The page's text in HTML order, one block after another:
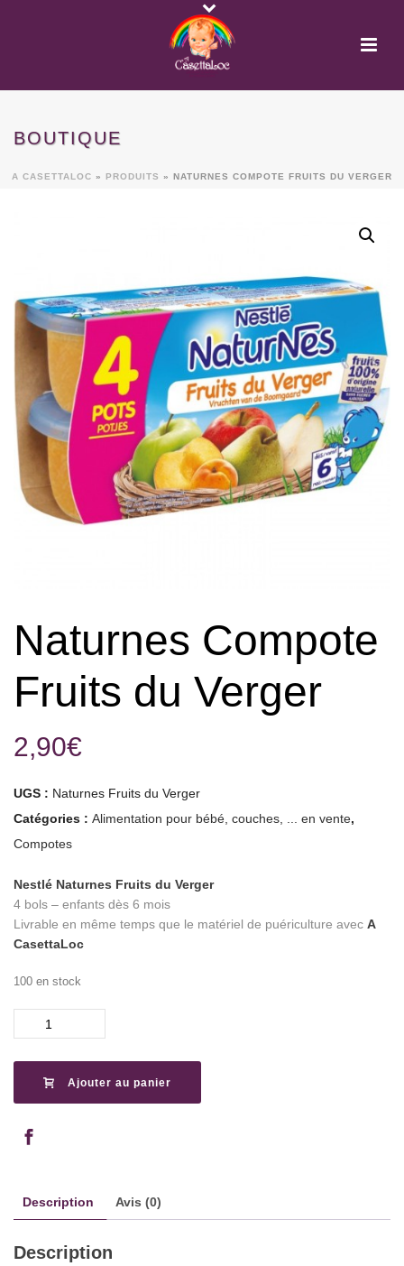
BOUTIQUE
A CASETTALOC » PRODUITS » NATURNES COMPOTE FRUITS DU VERGER
Naturnes Compote
Fruits du Verger
2,90€
UGS : Naturnes Fruits du Verger
Catégories : Alimentation pour bébé, couches, ... en vente,
Compotes
Nestlé Naturnes Fruits du Verger
4 bols – enfants dès 6 mois
Livrable en même temps que le matériel de puériculture avec A
CasettaLoc
100 en stock
quantité
de
Naturnes
Compote
Fruits
Verger
Ajouter au panier
Description Avis (0)
Description